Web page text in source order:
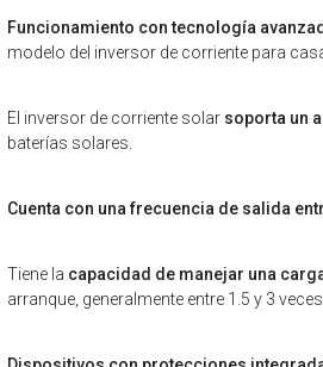
Funcionamiento con tecnología
modelo del inversor de corriente para
El inversor de corriente solar soporta un
baterías solares.
Cuenta con una frecuencia de salida
Tiene la capacidad de manejar una
arranque, generalmente entre 1.5 y 3